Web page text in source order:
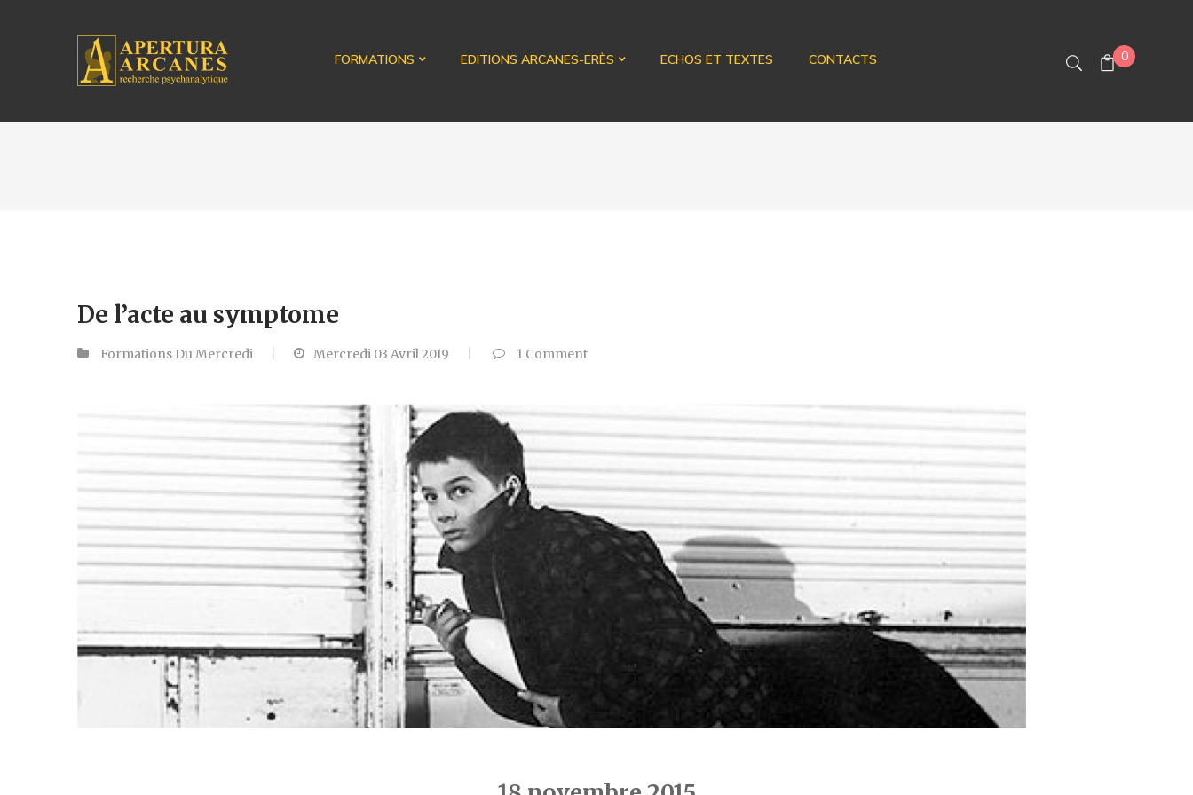
FORMATIONS EDITIONS ARCANES-ERÈS ECHOS ET TEXTES CONTACTS 0
De l’acte au symptome
Formations Du Mercredi Mercredi 03 Avril 2019 1 Comment